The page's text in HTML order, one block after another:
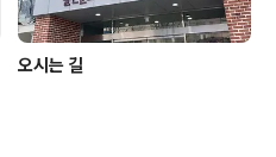
오시는 길